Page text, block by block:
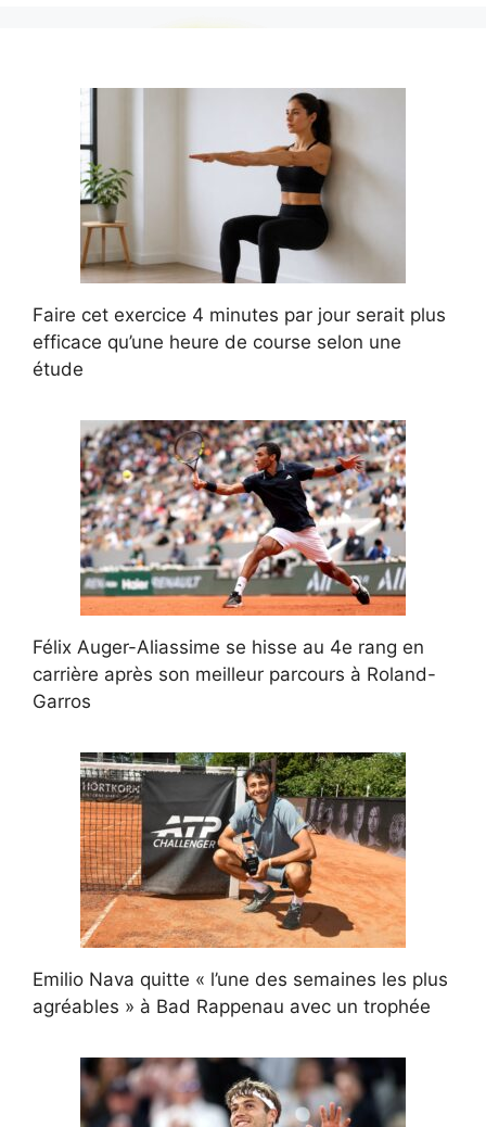
Faire cet exercice 4 minutes par jour serait plus
efficace qu’une heure de course selon une
étude
Félix Auger-Aliassime se hisse au 4e rang en
carrière après son meilleur parcours à Roland-
Garros
Emilio Nava quitte « l’une des semaines les plus
agréables » à Bad Rappenau avec un trophée